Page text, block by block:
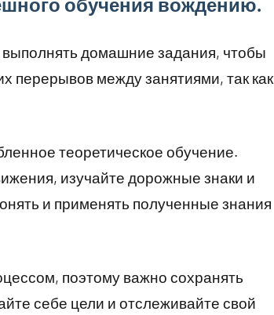
обучения вождению.
выполнять домашние задания, чтобы
перерывов между занятиями, так как
теоретическое обучение.
изучайте дорожные знаки и
и применять полученные знания
поэтому важно сохранять
себе цели и отслеживайте свой